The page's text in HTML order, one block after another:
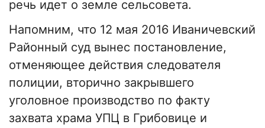
речь идет о земле сельсовета.
Напомним, что 12 мая 2016 Иваничевский
Районный суд вынес постановление,
отменяющее действия следователя
полиции, вторично закрывшего
уголовное производство по факту
захвата храма УПЦ в Грибовице и